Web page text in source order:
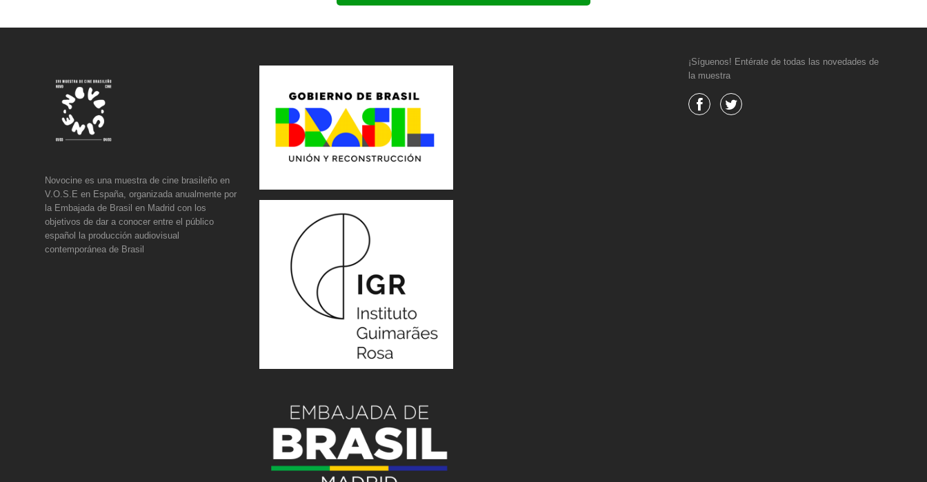
Novocine es una muestra de cine brasileño en
V.O.S.E en España, organizada anualmente por
la Embajada de Brasil en Madrid con los
objetivos de dar a conocer entre el público
español la producción audiovisual
contemporánea de Brasil
¡Síguenos! Entérate de todas las novedades de
la muestra